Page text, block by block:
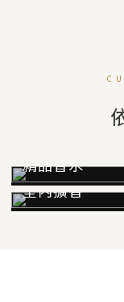
精品香水
室內擴香